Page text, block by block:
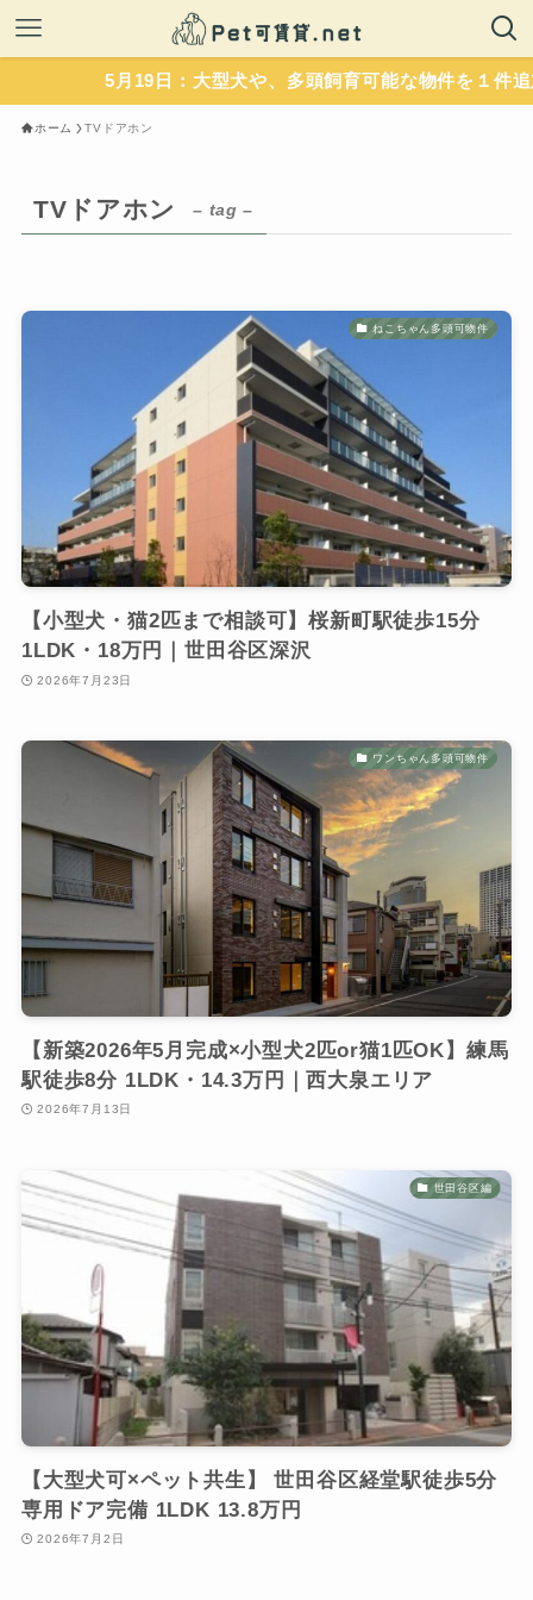
5月19日：大型犬や、多頭飼育可能な物件を１件追
ホーム TVドアホン
TVドアホン – tag –
ねこちゃん多頭可物件
【小型犬・猫2匹まで相談可】桜新町駅徒歩15分
1LDK・18万円｜世田谷区深沢
2026年7月23日
ワンちゃん多頭可物件
【新築2026年5月完成×小型犬2匹or猫1匹OK】練馬
駅徒歩8分 1LDK・14.3万円｜西大泉エリア
2026年7月13日
世田谷区編
【大型犬可×ペット共生】 世田谷区経堂駅徒歩5分
専用ドア完備 1LDK 13.8万円
2026年7月2日